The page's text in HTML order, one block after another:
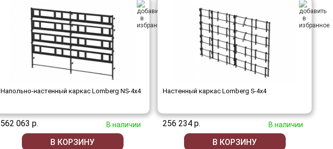
Напольно-настенный каркас Lomberg NS-4х4
562 063 р. В наличии
В КОРЗИНУ
Настенный каркас Lomberg S-4х4
256 234 р. В наличии
В КОРЗИНУ